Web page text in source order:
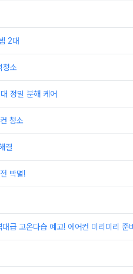
2대
청소
정밀 분해 케어
청소
결
박멸!
고온다습 예고! 에어컨 미리미리 준